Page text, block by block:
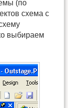
(по
схема с
выбираем